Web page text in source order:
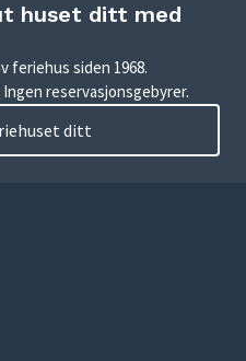
huset ditt med
feriehus siden 1968.
reservasjonsgebyrer.
ditt